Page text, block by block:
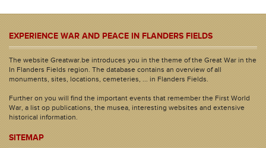
EXPERIENCE WAR AND PEACE IN FLANDERS FIELDS
The website Greatwar.be introduces you in the theme of the Great War in the
In Flanders Fields region. The database contains an overview of all
monuments, sites, locations, cemeteries, ... in Flanders Fields.
Further on you will find the important events that remember the First World
War, a list op publications, the musea, interesting websites and extensive
historical information.
SITEMAP